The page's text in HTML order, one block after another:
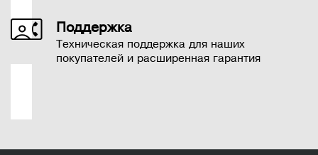
Поддержка
Техническая поддержка для наших
покупателей и расширенная гарантия